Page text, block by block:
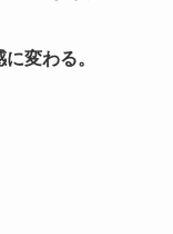
変わる。